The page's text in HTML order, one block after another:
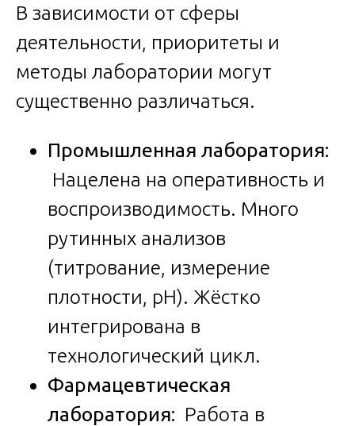
В зависимости от сферы
деятельности, приоритеты и
методы лаборатории могут
существенно различаться.
Промышленная лаборатория:
Нацелена на оперативность и
воспроизводимость. Много
рутинных анализов
(титрование, измерение
плотности, pH). Жёстко
интегрирована в
технологический цикл.
Фармацевтическая
лаборатория: Работа в